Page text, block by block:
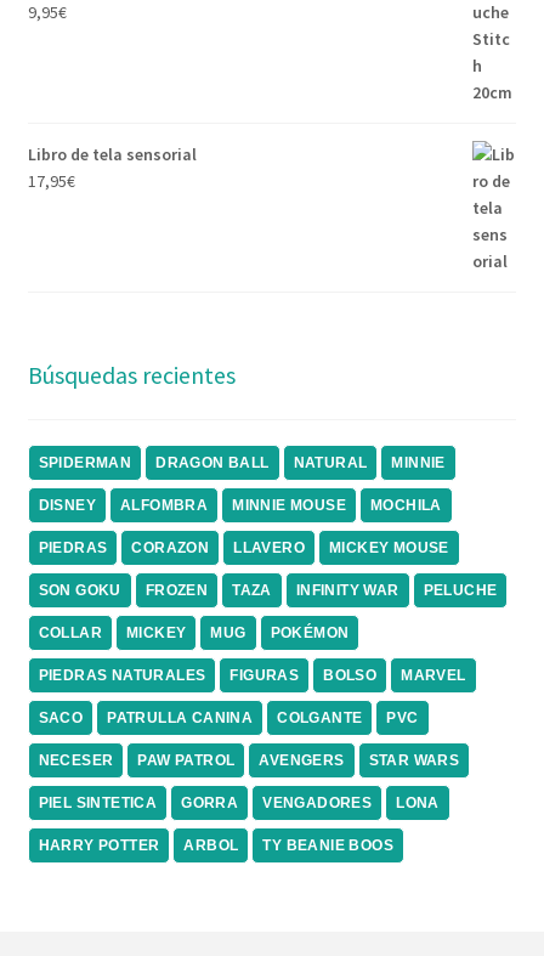
9,95€
Libro de tela sensorial
17,95€
Búsquedas recientes
SPIDERMAN DRAGON BALL NATURAL MINNIE
DISNEY ALFOMBRA MINNIE MOUSE MOCHILA
PIEDRAS CORAZON LLAVERO MICKEY MOUSE
SON GOKU FROZEN TAZA INFINITY WAR PELUCHE
COLLAR MICKEY MUG POKÉMON
PIEDRAS NATURALES FIGURAS BOLSO MARVEL
SACO PATRULLA CANINA COLGANTE PVC
NECESER PAW PATROL AVENGERS STAR WARS
PIEL SINTETICA GORRA VENGADORES LONA
HARRY POTTER ARBOL TY BEANIE BOOS